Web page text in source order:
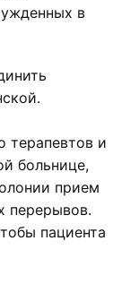
в
терапевтов и
больнице,
прием
перерывов.
пациента